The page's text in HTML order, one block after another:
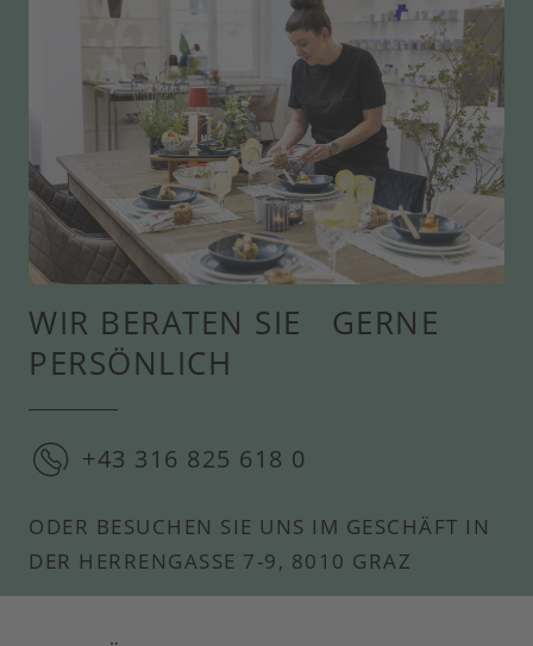
WIR BERATEN SIE GERNE
PERSÖNLICH
+43 316 825 618 0
ODER BESUCHEN SIE UNS IM GESCHÄFT IN
DER HERRENGASSE 7-9, 8010 GRAZ